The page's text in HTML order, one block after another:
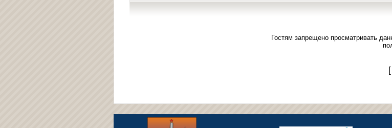
Гостям запрещено просматривать
[